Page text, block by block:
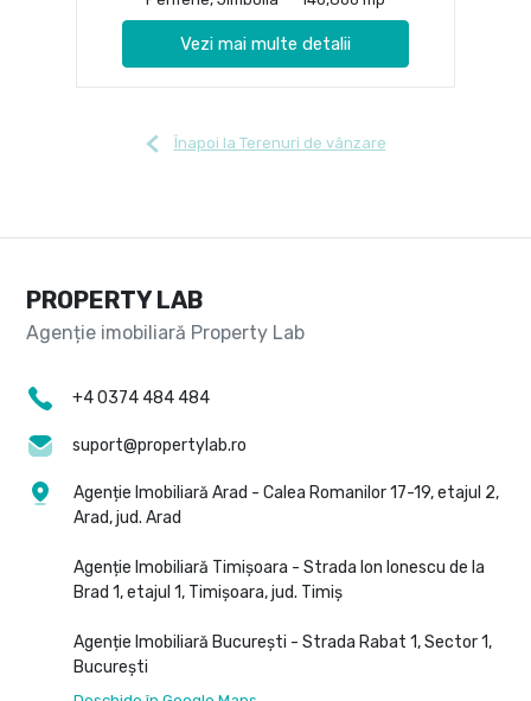
Vezi mai multe detalii
Înapoi la Terenuri de vânzare
PROPERTY LAB
+4 0374 484 484
suport@propertylab.ro
Agenție Imobiliară Arad - Calea Romanilor 17-19, etajul 2,
Arad, jud. Arad
Agenție Imobiliară Timișoara - Strada Ion Ionescu de la
Brad 1, etajul 1, Timișoara, jud. Timiș
Agenție Imobiliară București - Strada Rabat 1, Sector 1,
București